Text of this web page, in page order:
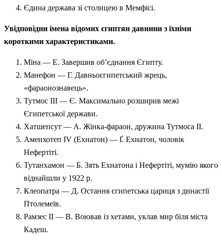
Єдина держава зі столицею в Мемфісі.
Увідповідни імена відомих єгиптян давнини з їхніми
короткими характеристиками.
Міна — Е. Завершив об’єднання Єгипту.
Манефон — Г. Давньоєгипетський жрець,
«фараонознавець».
Тутмос III — Є. Максимально розширив межі
Єгипетської держави.
Хатшепсут — А. Жінка-фараон, дружина Тутмоса II.
Аменхотеп IV (Ехнатон) — Ґ. Ехнатон, чоловік
Нефертіті.
Тутанхамон — Б. Зять Ехнатона і Нефертіті, мумію якого
віднайшли у 1922 р.
Клеопатра — Д. Остання єгипетська цариця з династії
Птолемеїв.
Рамзес II — В. Воював із хетами, уклав мир біля міста
Кадеш.